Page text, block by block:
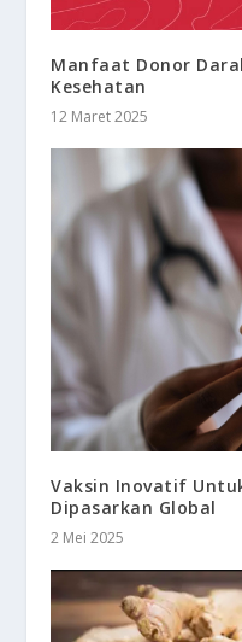
Manfaat Donor
Kesehatan
12 Maret 2025
Vaksin Inovatif
Dipasarkan Global
2 Mei 2025